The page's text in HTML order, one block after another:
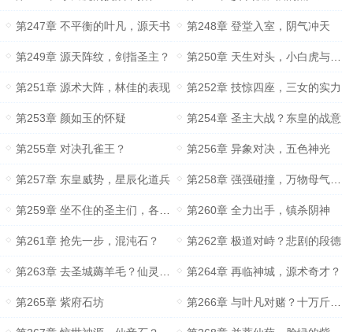
第247章 不平衡的叶凡，源天书 第248章 登堂入室，阴气冲天
第249章 源天阵纹，剑指圣主？ 第250章 天生对头，小白虎与大黑狗
第251章 源术大阵，林佳的表现 第252章 技惊四座，三女的实力
第253章 颜如玉的怀疑 第254章 圣主大战？东皇的战意
第255章 对决孔雀王？ 第256章 异象对决，五色神光
第257章 东皇威势，星辰化道兵 第258章 强强碰撞，万物母气鼎暴露
第259章 坐不住的圣主们，各怀鬼胎 第260章 全力出手，镇杀阴神
第261章 抢先一步，混沌石？ 第262章 极道对峙？悲剧的段德
第263章 去圣城薅羊毛？仙灵眼薇薇 第264章 再临神城，源术奇才？
第265章 紫府石坊 第266章 与叶凡对赌？十万斤源？